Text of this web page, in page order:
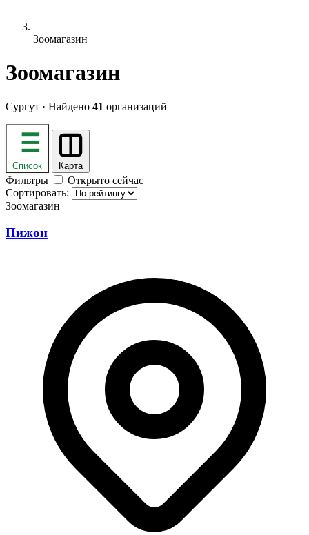
Зоомагазин
Зоомагазин
Сургут · Найдено 41 организаций
Список Карта
Фильтры
Открыто сейчас
Сортировать:
Зоомагазин
Пижон